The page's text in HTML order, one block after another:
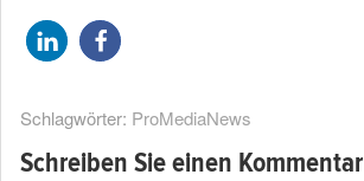
Schlagwörter: ProMediaNews
Schreiben Sie einen Kommentar